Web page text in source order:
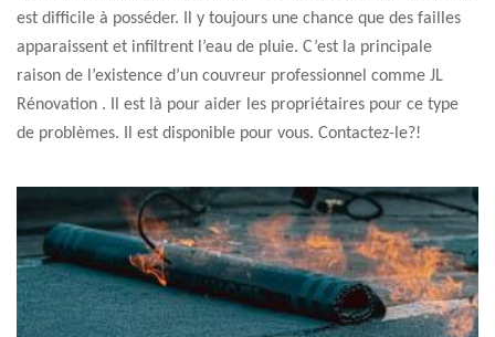
est difficile à posséder. Il y toujours une chance que des failles
apparaissent et infiltrent l’eau de pluie. C’est la principale
raison de l’existence d’un couvreur professionnel comme JL
Rénovation . Il est là pour aider les propriétaires pour ce type
de problèmes. Il est disponible pour vous. Contactez-le?!